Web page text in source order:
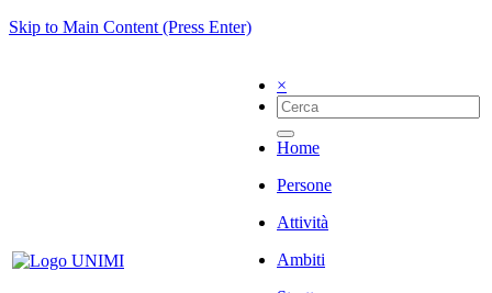
Skip to Main Content (Press Enter)
×
Home
Persone
Attività
Ambiti